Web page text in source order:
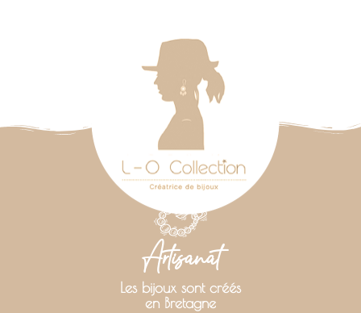
Artisanat
Les bijoux sont créés
en Bretagne